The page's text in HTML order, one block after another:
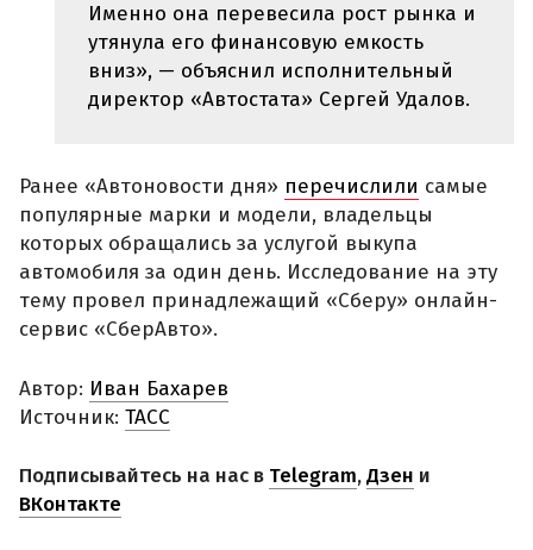
Именно она перевесила рост рынка и
утянула его финансовую емкость
вниз», — объяснил исполнительный
директор «Автостата» Сергей Удалов.
Ранее «Автоновости дня» перечислили самые
популярные марки и модели, владельцы
которых обращались за услугой выкупа
автомобиля за один день. Исследование на эту
тему провел принадлежащий «Сберу» онлайн-
сервис «СберАвто».
Автор: Иван Бахарев
Источник: ТАСС
Подписывайтесь на нас в Telegram,Дзен и
ВКонтакте